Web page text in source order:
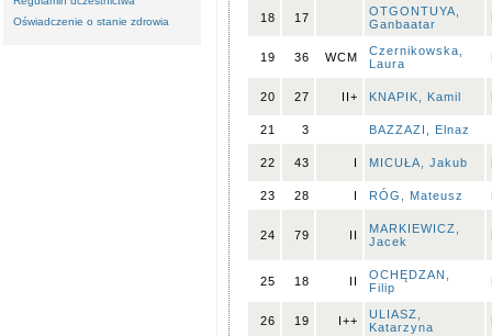
Oświadczenie o stanie zdrowia
18 17
OTGONTUYA,
Ganbaatar
19 36 WCM
Czernikowska,
Laura
20 27 II+ KNAPIK, Kamil
21 3 BAZZAZI, Elnaz
22 43 I MICUŁA, Jakub
23 28 I RÓG, Mateusz
24 79 II
MARKIEWICZ,
Jacek
25 18 II
OCHĘDZAN,
Filip
26 19 I++
ULIASZ,
Katarzyna